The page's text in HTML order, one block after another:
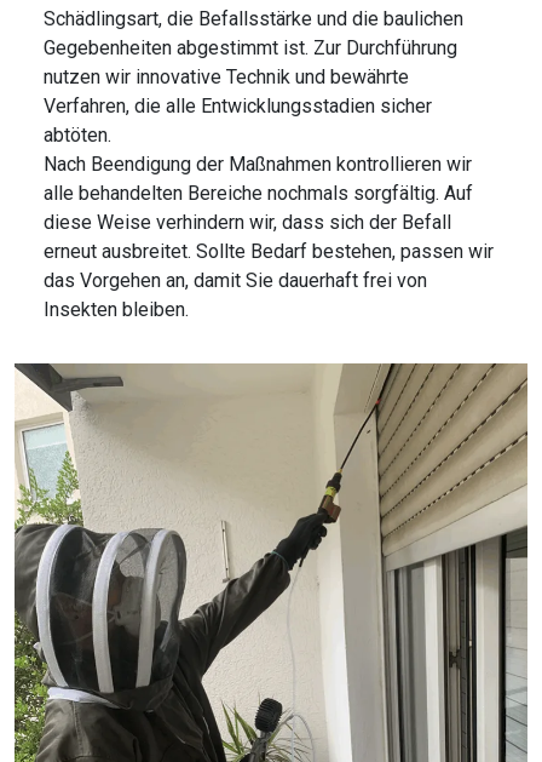
Schädlingsart, die Befallsstärke und die baulichen
Gegebenheiten abgestimmt ist. Zur Durchführung
nutzen wir innovative Technik und bewährte
Verfahren, die alle Entwicklungsstadien sicher
abtöten.
Nach Beendigung der Maßnahmen kontrollieren wir
alle behandelten Bereiche nochmals sorgfältig. Auf
diese Weise verhindern wir, dass sich der Befall
erneut ausbreitet. Sollte Bedarf bestehen, passen wir
das Vorgehen an, damit Sie dauerhaft frei von
Insekten bleiben.